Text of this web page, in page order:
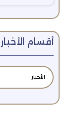
أقسام الأخبار
الأخبار